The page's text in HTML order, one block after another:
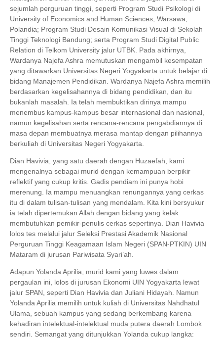
sejumlah perguruan tinggi, seperti Program Studi Psikologi di
University of Economics and Human Sciences, Warsawa,
Polandia; Program Studi Desain Komunikasi Visual di Sekolah
Tinggi Teknologi Bandung; serta Program Studi Digital Public
Relation di Telkom University jalur UTBK. Pada akhirnya,
Wardanya Najefa Ashra memutuskan mengambil kesempatan
yang ditawarkan Universitas Negeri Yogyakarta untuk belajar di
bidang Manajemen Pendidikan. Wardanya Najefa Ashra memilih
berdasarkan kegelisahannya di bidang pendidikan, dan itu
bukanlah masalah. Ia telah membuktikan dirinya mampu
menembus kampus-kampus besar internasional dan nasional,
namun kegelisahan serta rencana-rencana pengabdiannya di
masa depan membuatnya merasa mantap dengan pilihannya
berkuliah di Universitas Negeri Yogyakarta.
Dian Havivia, yang satu daerah dengan Huzaefah, kami
mengenalnya sebagai murid dengan kemampuan berpikir
reflektif yang cukup kritis. Gadis pendiam ini punya hobi
merenung. Ia mampu menuangkan renungannya yang cerkas
itu di dalam tulisan-tulisan yang mendalam. Kita kini bersyukur
ia telah dipertemukan Allah dengan bidang yang kelak
membutuhkan pemikir-penulis cerkas sepertinya. Dian Havivia
lolos tes melalui jalur Seleksi Prestasi Akademik Nasional
Perguruan Tinggi Keagamaan Islam Negeri (SPAN-PTKIN) UIN
Mataram di jurusan Pariwisata Syari’ah.
Adapun Yolanda Aprilia, murid kami yang luwes dalam
pergaulan ini, lolos di jurusan Ekonomi UIN Yogyakarta lewat
jalur SPAN, seperti Dian Havivia dan Juliani Hidayah. Namun
Yolanda Aprilia memilih untuk kuliah di Universitas Nahdhatul
Ulama, sebuah kampus yang sedang berkembang karena
kehadiran intelektual-intelektual muda putera daerah Lombok
sendiri. Semangat yang ditunjukkan Yolanda cukup langka: